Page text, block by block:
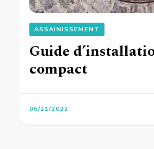
ASSAINISSEMENT
Guide
compact
06/21/2022